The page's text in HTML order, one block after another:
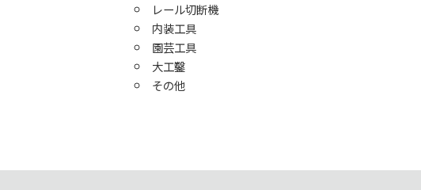
レール切断機
内装工具
園芸工具
大工鑿
その他